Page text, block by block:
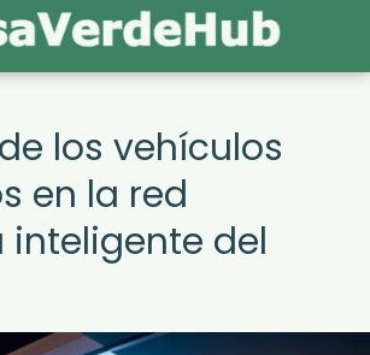
los vehículos
en la red
inteligente del